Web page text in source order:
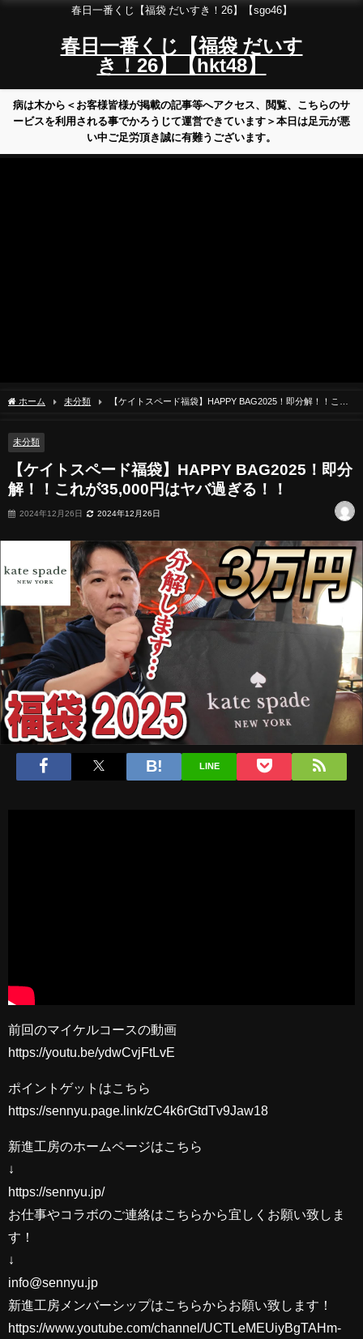
春日一番くじ【福袋 だいすき！26】【sgo46】
春日一番くじ【福袋 だいす
き！26】【hkt48】
病は木から＜お客様皆様が掲載の記事等へアクセス、閲覧、こちらのサ
ービスを利用される事でかろうじて運営できています＞本日は足元が悪
い中ご足労頂き誠に有難うございます。
ホーム 未分類
【ケイトスペード福袋】HAPPY BAG2025！即分解！！これ
未分類
【ケイトスペード福袋】HAPPY BAG2025！即分
解！！これが35,000円はヤバ過ぎる！！
2024年12月26日 2024年12月26日
LINE
前回のマイケルコースの動画
https://youtu.be/ydwCvjFtLvE
ポイントゲットはこちら
https://sennyu.page.link/zC4k6rGtdTv9Jaw18
新進工房のホームページはこちら
↓
https://sennyu.jp/
お仕事やコラボのご連絡はこちらから宜しくお願い致しま
す！
↓
info@sennyu.jp
新進工房メンバーシップはこちらからお願い致します！
https://www.youtube.com/channel/UCTLeMEUiyBgTAHm-